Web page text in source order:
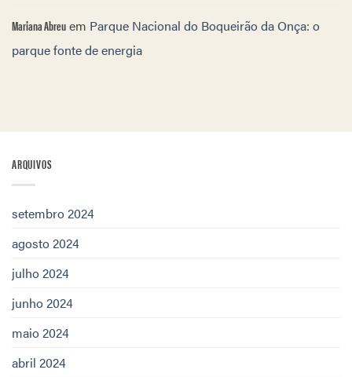
Mariana Abreuem Parque Nacional do Boqueirão da Onça: o
parque fonte de energia
ARQUIVOS
setembro 2024
agosto 2024
julho 2024
junho 2024
maio 2024
abril 2024